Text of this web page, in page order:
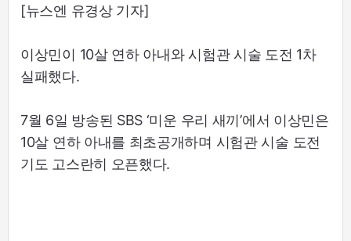
[뉴스엔 유경상 기자]
이상민이 10살 연하 아내와 시험관 시술 도전 1차
실패했다.
7월 6일 방송된 SBS ‘미운 우리 새끼’에서 이상민은
10살 연하 아내를 최초공개하며 시험관 시술 도전
기도 고스란히 오픈했다.